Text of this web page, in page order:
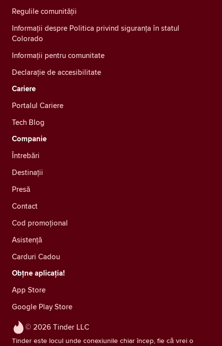
© 2026 Tinder LLC
Tinder este locul unde conexiunile chiar încep, fie că vrei o
Regulile comunității
Informații despre Politica privind siguranța în statul
Colorado
Informații pentru comunitate
Declarație de accesibilitate
Cariere
Portalul Cariere
Tech Blog
Companie
Întrebări
Destinații
Presă
Contact
Cod promoțional
Asistență
Carduri Cadou
Obțne aplicația!
App Store
Google Play Store